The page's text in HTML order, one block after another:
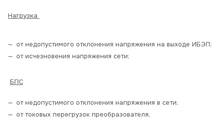
Нагрузка
от недопустимого отклонения напряжения на выходе ИБЭП;
от исчезновения напряжения сети;
БПС
от недопустимого отклонения напряжения в сети;
от токовых перегрузок преобразователя;